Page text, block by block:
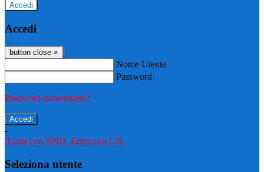
Accedi
Accedi
button close ×
Nome Utente
Password
Password dimenticata?
-
Entra con SPID Entra con CIE
Seleziona utente